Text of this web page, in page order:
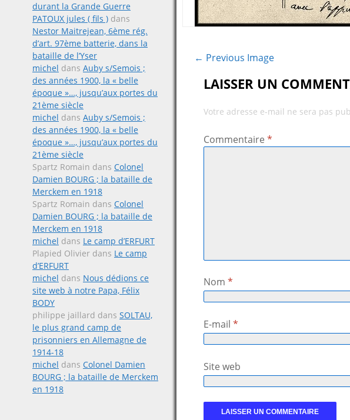
durant la Grande Guerre
PATOUX jules ( fils ) dans
Nestor Maitrejean, 6ème rég.
d’art. 97ème batterie, dans la
bataille de l’Yser
michel dans Auby s/Semois ;
des années 1900, la « belle
époque »…, jusqu’aux portes du
21ème siècle
michel dans Auby s/Semois ;
des années 1900, la « belle
époque »…, jusqu’aux portes du
21ème siècle
Spartz Romain dans Colonel
Damien BOURG ; la bataille de
Merckem en 1918
Spartz Romain dans Colonel
Damien BOURG ; la bataille de
Merckem en 1918
michel dans Le camp d’ERFURT
Plapied Olivier dans Le camp
d’ERFURT
michel dans Nous dédions ce
site web à notre Papa, Félix
BODY
philippe jaillard dans SOLTAU,
le plus grand camp de
prisonniers en Allemagne de
1914-18
michel dans Colonel Damien
BOURG ; la bataille de Merckem
en 1918
← Previous Image
LAISSER UN
Votre adresse e-mail ne sera pas
Commentaire*
Nom*
E-mail*
Site web